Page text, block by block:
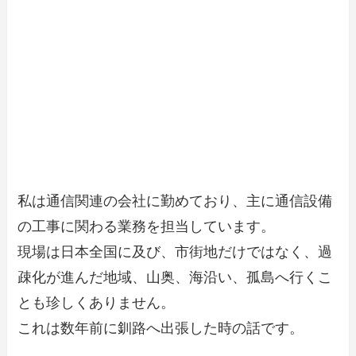
私は通信関連の会社に勤めており、主に通信設備
の工事に関わる業務を担当しています。
現場は日本全国に及び、市街地だけではなく、過
疎化が進んだ地域、山奥、海沿い、孤島へ行くこ
とも珍しくありません。
これは数年前に釧路へ出張した時の話です。